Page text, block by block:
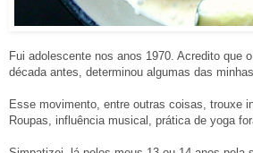
Fui adolescente nos anos 1970. Acredito que
década antes, determinou algumas das
Esse movimento, entre outras coisas, trouxe
Roupas, influência musical, prática de yoga